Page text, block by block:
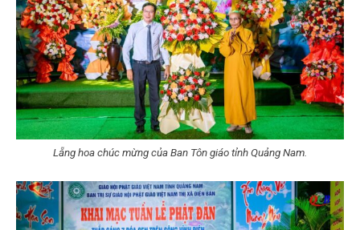
Lẵng hoa chúc mừng của Ban Tôn giáo tỉnh Quảng Nam.